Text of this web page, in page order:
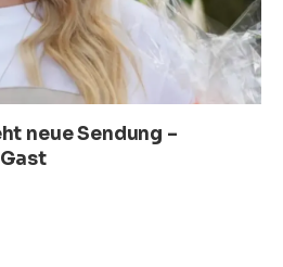
neue Sendung –